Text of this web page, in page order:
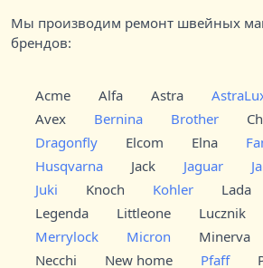
Мы производим ремонт швейных
брендов:
Acme Alfa Astra
Avex
Bernina Brother
Dragonfly
Elcom Elna
Husqvarna
Jack Jaguar
Juki
Knoch Kohler Lada
Legenda
Littleone Lucznik
Merrylock
Micron Minerva
Necchi
New home Pfaff